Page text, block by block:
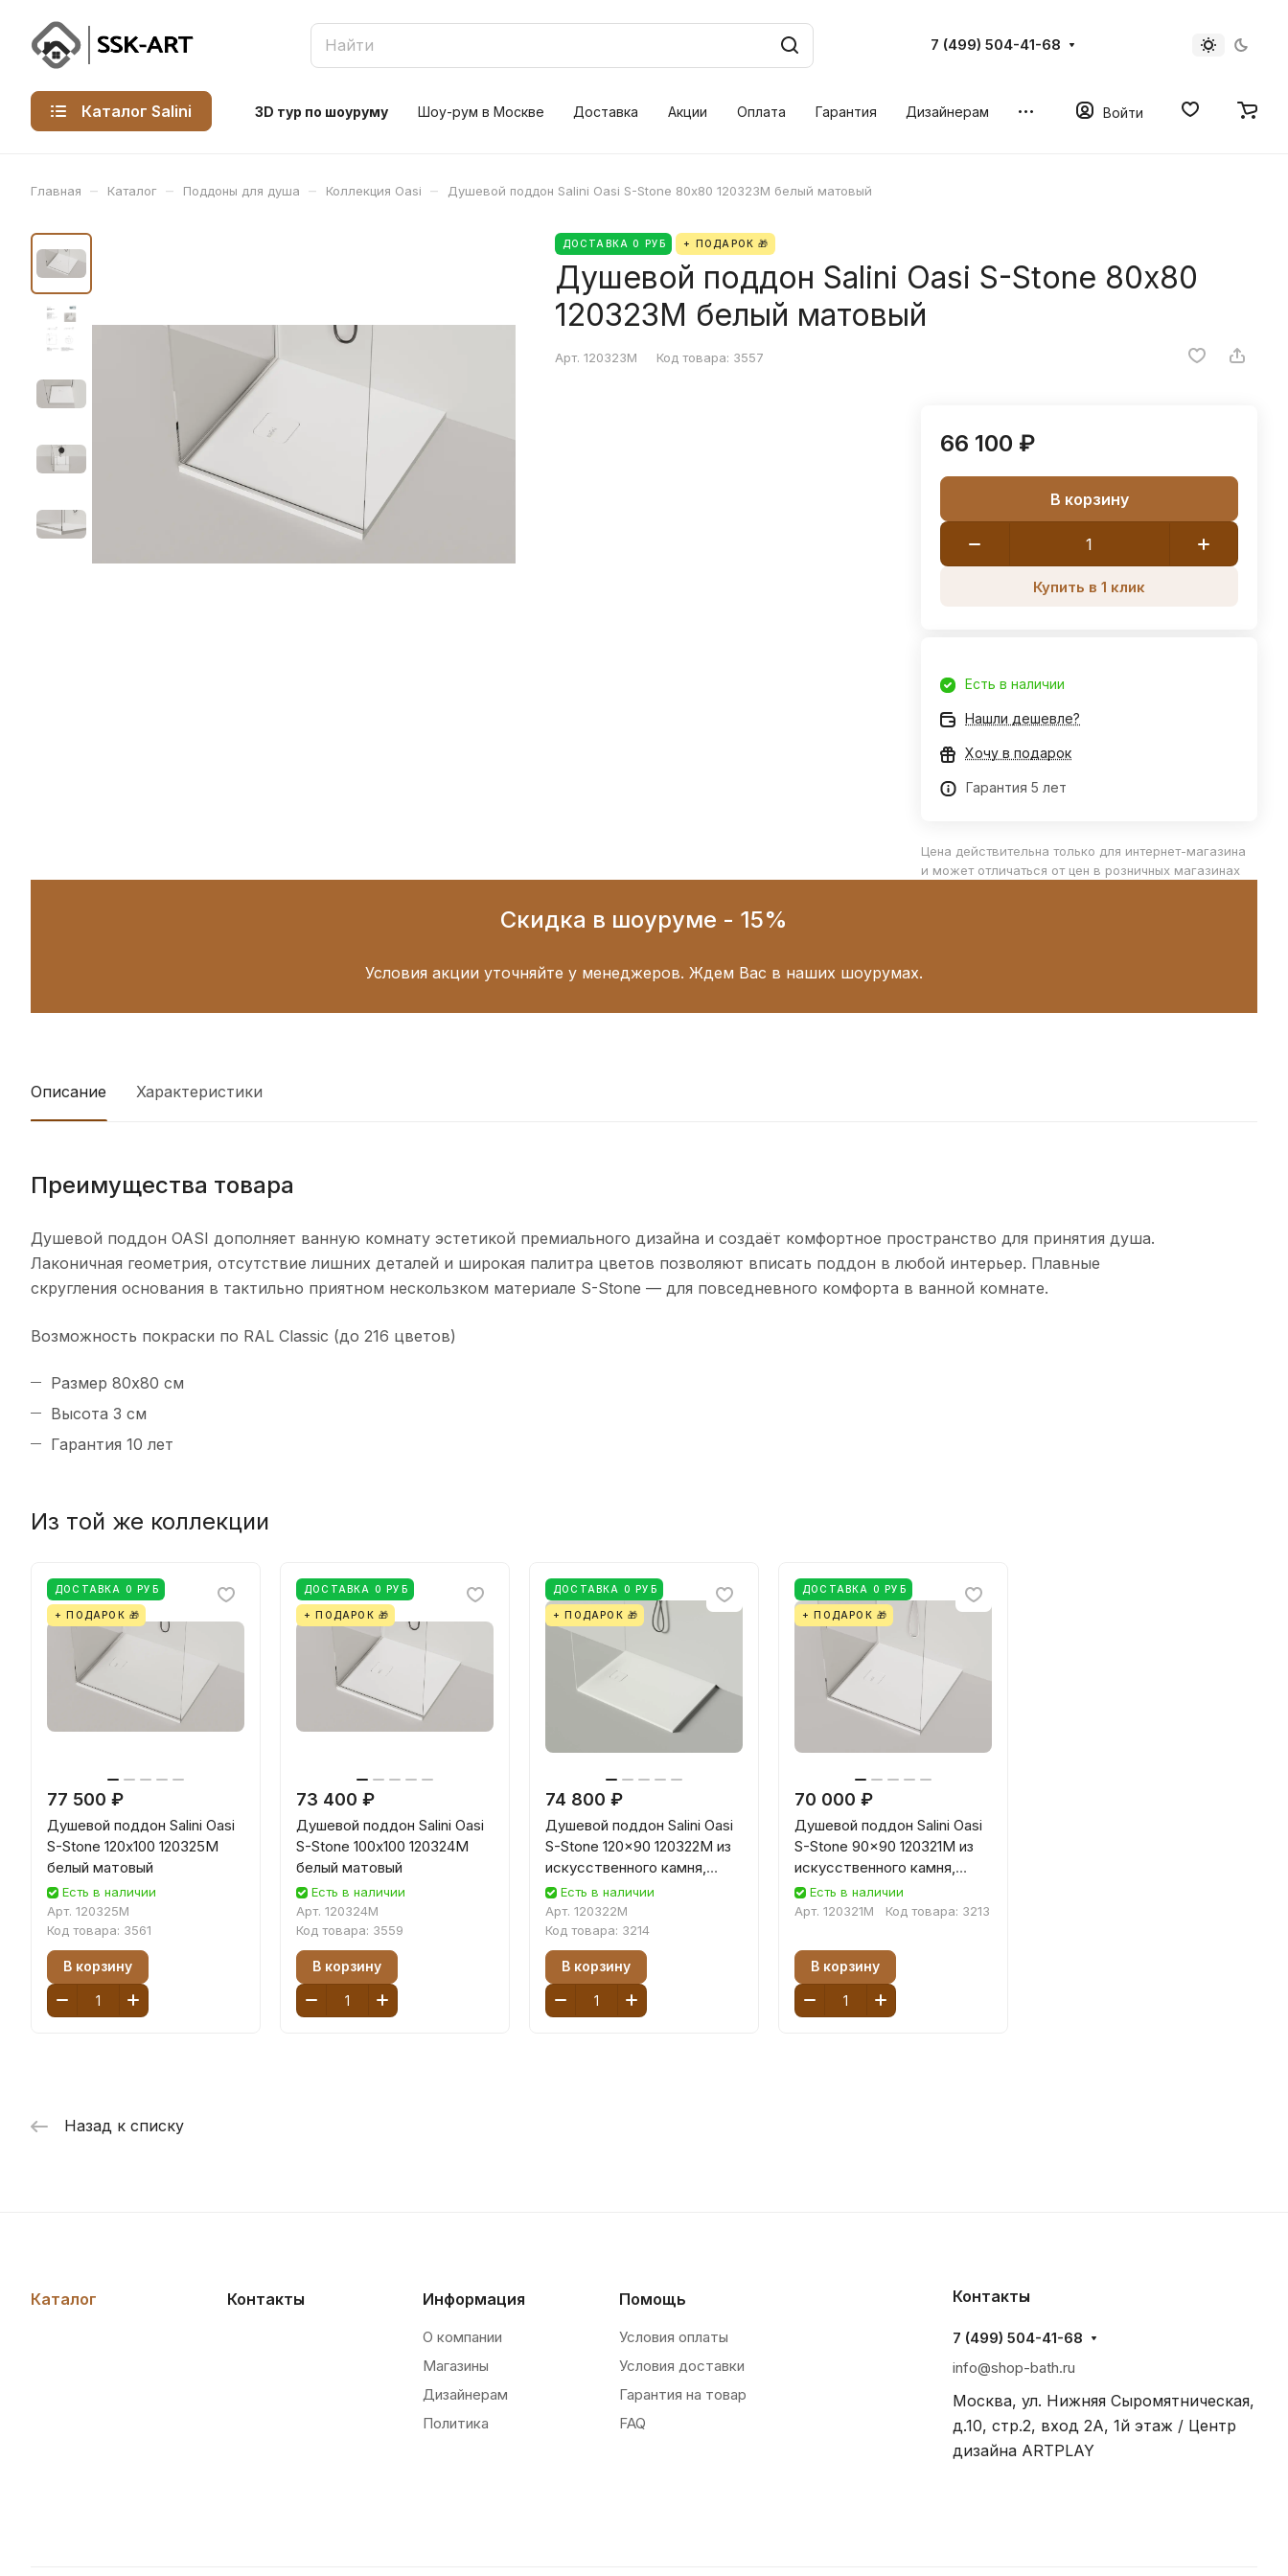
7 (499) 504-41-68
Каталог Salini 3D тур по шоуруму Шоу-рум в Москве Доставка Акции Оплата Гарантия Дизайнерам Войти
Главная – Каталог – Поддоны для душа – Коллекция Oasi – Душевой поддон Salini Oasi S-Stone 80х80 120323M белый матовый
ДОСТАВКА 0 РУБ + ПОДАРОК 🎁
Душевой поддон Salini Oasi S-Stone 80х80
120323M белый матовый
Арт. 120323M Код товара: 3557
66 100 ₽
В корзину
Купить в 1 клик
Есть в наличии
Нашли дешевле?
Хочу в подарок
Гарантия 5 лет
Цена действительна только для интернет-магазина
и может отличаться от цен в розничных магазинах
Скидка в шоуруме - 15%
Условия акции уточняйте у менеджеров. Ждем Вас в наших шоурумах.
Описание Характеристики
Преимущества товара
Душевой поддон OASI дополняет ванную комнату эстетикой премиального дизайна и создаёт комфортное пространство для принятия душа.
Лаконичная геометрия, отсутствие лишних деталей и широкая палитра цветов позволяют вписать поддон в любой интерьер. Плавные
скругления основания в тактильно приятном нескользком материале S-Stone — для повседневного комфорта в ванной комнате.
Возможность покраски по RAL Classic (до 216 цветов)
Размер 80х80 см
Высота 3 см
Гарантия 10 лет
Из той же коллекции
ДОСТАВКА 0 РУБ
+ ПОДАРОК 🎁
77 500 ₽
Душевой поддон Salini Oasi
S-Stone 120х100 120325M
белый матовый
Есть в наличии
Арт. 120325M
Код товара: 3561
В корзину
ДОСТАВКА 0 РУБ
+ ПОДАРОК 🎁
73 400 ₽
Душевой поддон Salini Oasi
S-Stone 100х100 120324M
белый матовый
Есть в наличии
Арт. 120324M
Код товара: 3559
В корзину
ДОСТАВКА 0 РУБ
+ ПОДАРОК 🎁
74 800 ₽
Душевой поддон Salini Oasi
S-Stone 120x90 120322M из
искусственного камня,
белый матовый
Есть в наличии
Арт. 120322M
Код товара: 3214
В корзину
ДОСТАВКА 0 РУБ
+ ПОДАРОК 🎁
70 000 ₽
Душевой поддон Salini Oasi
S-Stone 90x90 120321M из
искусственного камня,
белый матовый
Есть в наличии
Арт. 120321M Код товара: 3213
В корзину
Назад к списку
Каталог Контакты Информация
О компании
Магазины
Дизайнерам
Политика
Помощь
Условия оплаты
Условия доставки
Гарантия на товар
FAQ
Контакты
7 (499) 504-41-68
info@shop-bath.ru
Москва, ул. Нижняя Сыромятническая,
д.10, стр.2, вход 2A, 1й этаж / Центр
дизайна ARTPLAY